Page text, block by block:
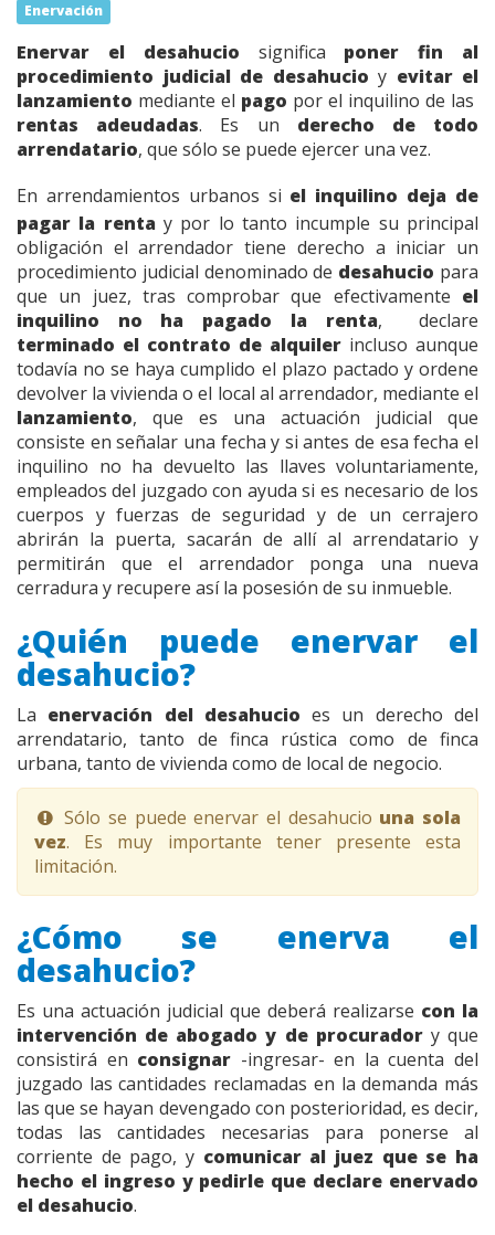
Enervación
Enervar el desahucio significa poner fin al
procedimiento judicial de desahucio y evitar el
lanzamiento mediante el pago por el inquilino de las
rentas adeudadas. Es un derecho de todo
arrendatario, que sólo se puede ejercer una vez.
En arrendamientos urbanos si el inquilino deja de
pagar la renta y por lo tanto incumple su principal
obligación el arrendador tiene derecho a iniciar un
procedimiento judicial denominado de desahucio para
que un juez, tras comprobar que efectivamente el
inquilino no ha pagado la renta, declare
terminado el contrato de alquiler incluso aunque
todavía no se haya cumplido el plazo pactado y ordene
devolver la vivienda o el local al arrendador, mediante el
lanzamiento, que es una actuación judicial que
consiste en señalar una fecha y si antes de esa fecha el
inquilino no ha devuelto las llaves voluntariamente,
empleados del juzgado con ayuda si es necesario de los
cuerpos y fuerzas de seguridad y de un cerrajero
abrirán la puerta, sacarán de allí al arrendatario y
permitirán que el arrendador ponga una nueva
cerradura y recupere así la posesión de su inmueble.
¿Quién puede enervar el
desahucio?
La enervación del desahucio es un derecho del
arrendatario, tanto de finca rústica como de finca
urbana, tanto de vivienda como de local de negocio.
Sólo se puede enervar el desahucio una sola
vez. Es muy importante tener presente esta
limitación.
¿Cómo se enerva el
desahucio?
Es una actuación judicial que deberá realizarse con la
intervención de abogado y de procuradory que
consistirá en consignar -ingresar- en la cuenta del
juzgado las cantidades reclamadas en la demanda más
las que se hayan devengado con posterioridad, es decir,
todas las cantidades necesarias para ponerse al
corriente de pago, y comunicar al juez que se ha
hecho el ingreso y pedirle que declare enervado
el desahucio.